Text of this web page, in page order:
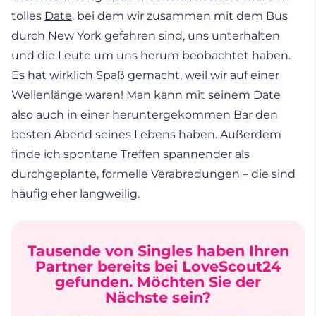
tolles Date, bei dem wir zusammen mit dem Bus
durch New York gefahren sind, uns unterhalten
und die Leute um uns herum beobachtet haben.
Es hat wirklich Spaß gemacht, weil wir auf einer
Wellenlänge waren! Man kann mit seinem Date
also auch in einer heruntergekommen Bar den
besten Abend seines Lebens haben. Außerdem
finde ich spontane Treffen spannender als
durchgeplante, formelle Verabredungen – die sind
häufig eher langweilig.
Tausende von Singles haben Ihren
Partner bereits bei LoveScout24
gefunden. Möchten Sie der
Nächste sein?